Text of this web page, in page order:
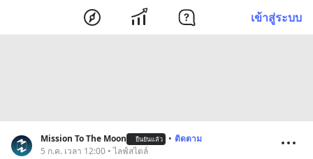
เข้าสู่ระบบ
Mission To The Moon ยืนยันแล้ว • ติดตาม
5 ก.ค. เวลา 12:00 • ไลฟ์สไตล์